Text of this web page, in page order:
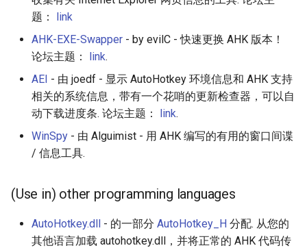
题： link
AHK-EXE-Swapper - by evilC - 快速更换 AHK 版本！
论坛主题： link.
AEI - 由 joedf - 显示 AutoHotkey 环境信息和 AHK 支持
相关的系统信息，带有一个花哨的更新检查器，可以自
动下载进度条. 论坛主题： link.
WinSpy - 由 Alguimist - 用 AHK 编写的有用的窗口间谍
/ 信息工具.
(Use in) other programming languages
AutoHotkey.dll - 的一部分 AutoHotkey_H 分配. 从您的
其他语言加载 autohotkey.dll，并将正常的 AHK 代码传